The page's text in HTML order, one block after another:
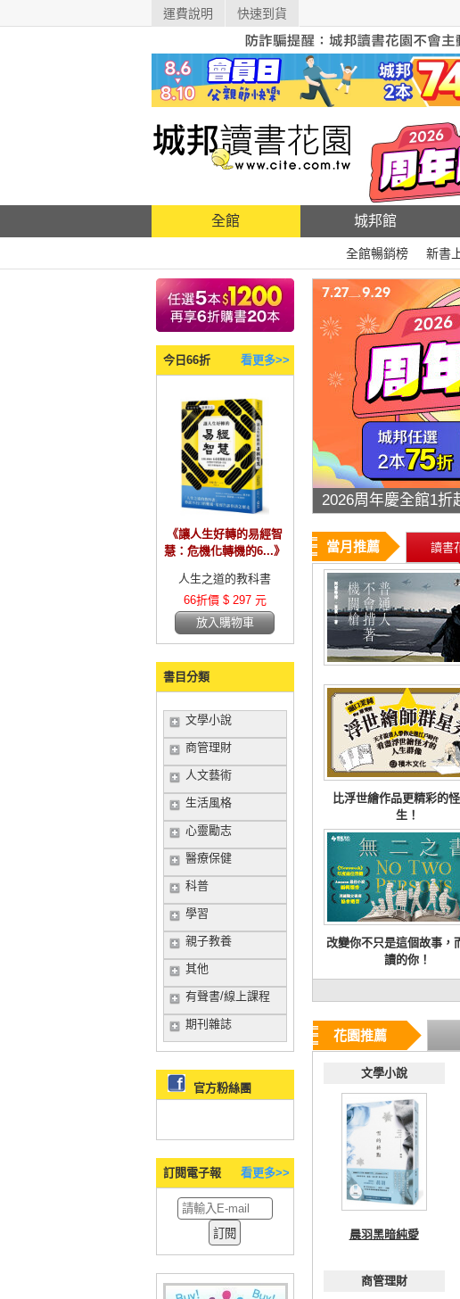
運費說明 快速到貨
全館 城邦館
全館暢銷榜 新書
今日66折 看更多>>
《讓人生好轉的易經智
慧：危機化轉機的6...》
人生之道的教科書
66折價 $ 297 元
放入購物車
書目分類
文學小說
商管理財
人文藝術
生活風格
心靈勵志
醫療保健
科普
學習
親子教養
其他
有聲書/線上課程
期刊雜誌
官方粉絲團
訂閱電子報 看更多>>
絕版品35折搶翻天
當月推薦 讀書
比浮世繪作品更精彩的
生！
改變你不只是這個故事，
讀的你！
花園推薦
文學小說
晨羽黑暗純愛
商管理財